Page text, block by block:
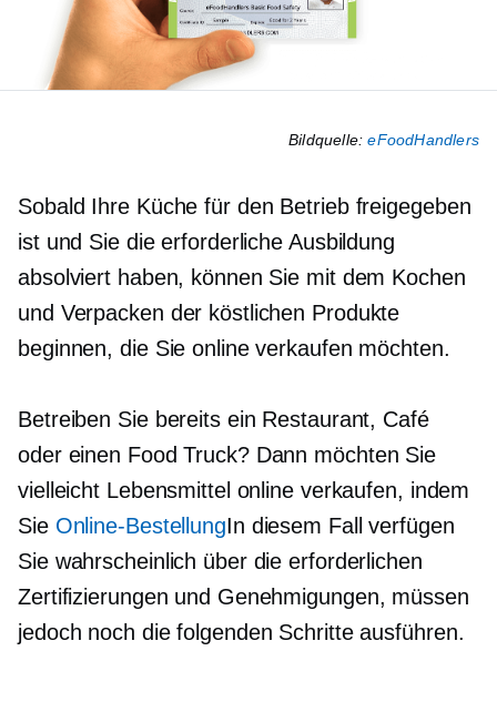
Bildquelle:eFoodHandlers
Sobald Ihre Küche für den Betrieb freigegeben
ist und Sie die erforderliche Ausbildung
absolviert haben, können Sie mit dem Kochen
und Verpacken der köstlichen Produkte
beginnen, die Sie online verkaufen möchten.
Betreiben Sie bereits ein Restaurant, Café
oder einen Food Truck? Dann möchten Sie
vielleicht Lebensmittel online verkaufen, indem
Sie Online-BestellungIn diesem Fall verfügen
Sie wahrscheinlich über die erforderlichen
Zertifizierungen und Genehmigungen, müssen
jedoch noch die folgenden Schritte ausführen.